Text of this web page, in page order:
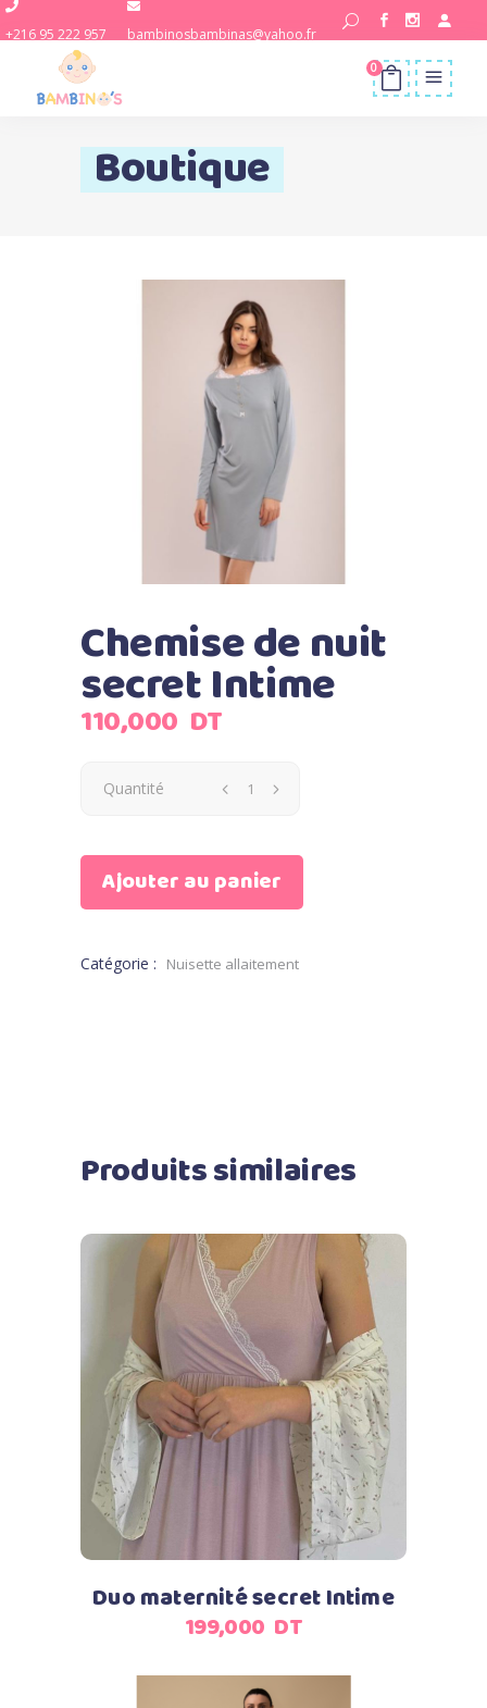
+216 95 222 957 bambinosbambinas@yahoo.fr
0
Boutique
Chemise de nuit
secret Intime
110,000 DT
Quantité
Ajouter au panier
Catégorie : Nuisette allaitement
Produits similaires
Ajouter au panier
Duo maternité secret Intime
199,000 DT